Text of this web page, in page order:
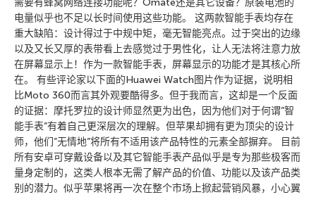
需要有蜂窝网络连接功能呢？Omate还是其它设备？原装电池的
电量似乎也不足以长时间使用这些功能。 这两款智能手表均存在
重大缺陷：设计得过于中规中矩，毫无智能亮点。过于突出的边缘
以及又长又厚的表带看上去感觉过于男性化，让人无法将注意力放
在屏幕显示上！作为一款智能手表，屏幕显示的功能才是其核心所
在。 有些评论家以下面的Huawei Watch图片作为证据，说明相
比Moto 360而言其外观要酷得多。但于我而言，这却是一个反面
的证据：摩托罗拉的设计师显然更为出色，因为他们对于何谓”智
能手表”有着自己更深层次的理解。但苹果却拥有更为顶尖的设计
师，他们”无情地”将所有不适用该产品特性的元素全部摒弃。 目前
所有安卓可穿戴设备以及其它智能手表产品似乎是专为那些极客而
量身定制的，这类人根本无需了解产品的价值、功能以及该产品类
别的潜力。似乎苹果将再一次在整个市场上掀起营销风暴，小心翼